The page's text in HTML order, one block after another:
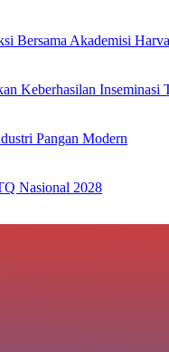
Bersama Akademisi
Keberhasilan Inseminasi
Pangan Modern
Nasional 2028